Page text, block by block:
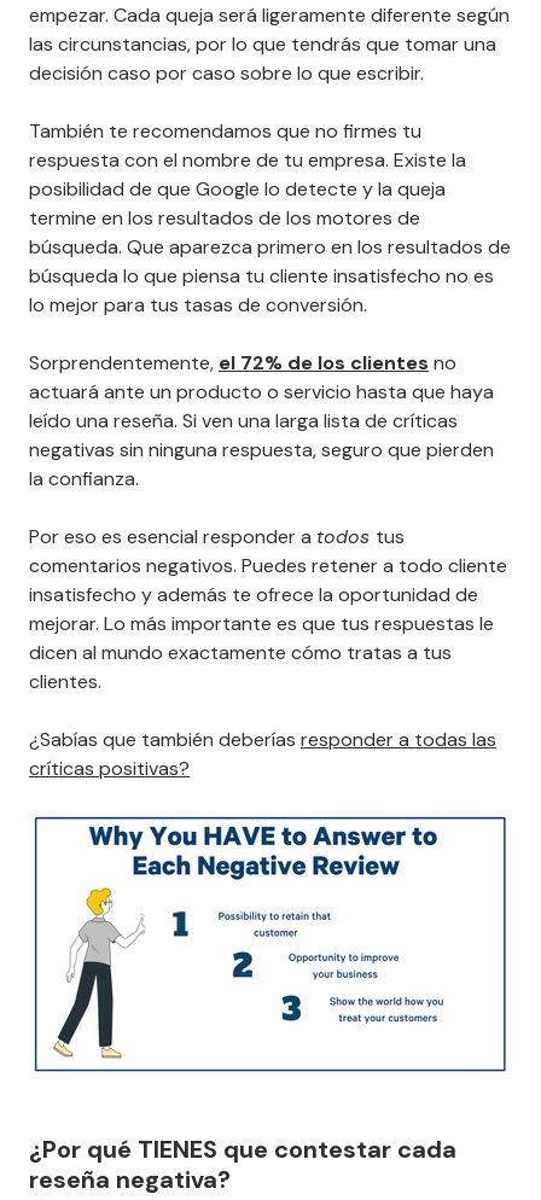
empezar. Cada queja será ligeramente diferente según
las circunstancias, por lo que tendrás que tomar una
decisión caso por caso sobre lo que escribir.
También te recomendamos que no firmes tu
respuesta con el nombre de tu empresa. Existe la
posibilidad de que Google lo detecte y la queja
termine en los resultados de los motores de
búsqueda. Que aparezca primero en los resultados de
búsqueda lo que piensa tu cliente insatisfecho no es
lo mejor para tus tasas de conversión.
Sorprendentemente, el 72% de los clientes no
actuará ante un producto o servicio hasta que haya
leído una reseña. Si ven una larga lista de críticas
negativas sin ninguna respuesta, seguro que pierden
la confianza.
Por eso es esencial responder a todos tus
comentarios negativos. Puedes retener a todo cliente
insatisfecho y además te ofrece la oportunidad de
mejorar. Lo más importante es que tus respuestas le
dicen al mundo exactamente cómo tratas a tus
clientes.
¿Sabías que también deberías responder a todas las
críticas positivas?
¿Por qué TIENES que contestar cada
reseña negativa?